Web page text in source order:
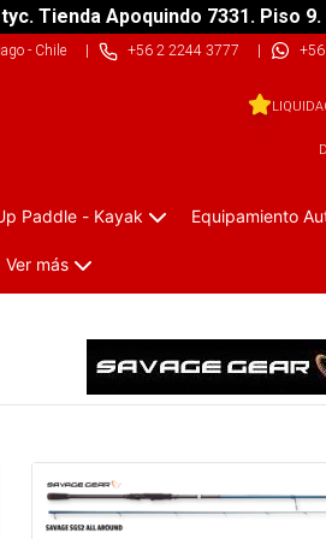
Tienda Apoquindo 7331. Piso
- Chile| +56 2 2244 3777 |
Paddle - Kayak Equipamiento
Ver más